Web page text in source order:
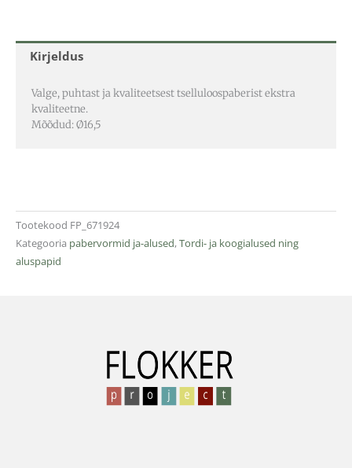
Kirjeldus
Valge, puhtast ja kvaliteetsest tselluloospaberist ekstra
kvaliteetne.
Mõõdud: Ø16,5
Tootekood FP_671924
Kategooria pabervormid ja-alused,Tordi- ja koogialused ning
aluspapid